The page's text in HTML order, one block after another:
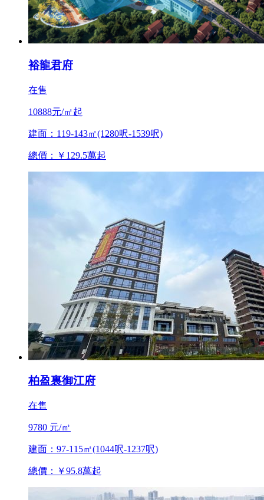
裕龍君府
在售
10888元/㎡起
建面：119-143㎡(1280呎-1539呎)
總價：￥129.5萬起
柏盈裏御江府
在售
9780 元/㎡
建面：97-115㎡(1044呎-1237呎)
總價：￥95.8萬起